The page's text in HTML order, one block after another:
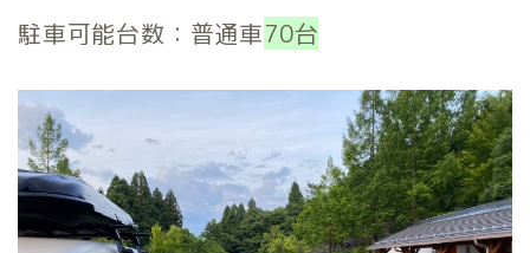
駐車可能台数：普通車70台